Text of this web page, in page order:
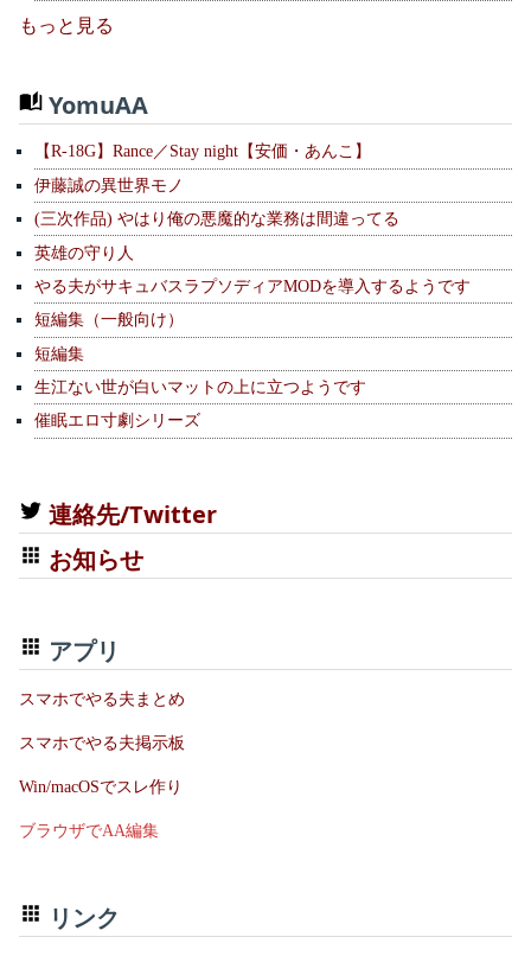
もっと見る
YomuAA
【R-18G】Rance／Stay night【安価・あんこ】
伊藤誠の異世界モノ
(三次作品) やはり俺の悪魔的な業務は間違ってる
英雄の守り人
やる夫がサキュバスラプソディアMODを導入するようです
短編集（一般向け）
短編集
生江ない世が白いマットの上に立つようです
催眠エロ寸劇シリーズ
連絡先/Twitter
お知らせ
アプリ
スマホでやる夫まとめ
スマホでやる夫掲示板
Win/macOSでスレ作り
ブラウザでAA編集
リンク